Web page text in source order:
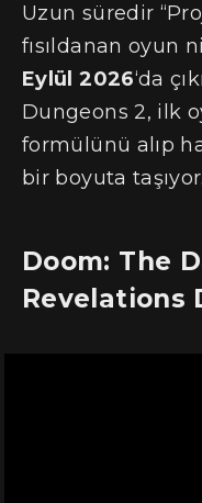
Uzun süredir
fısıldanan oyun
Eylül 2026‘da
Dungeons 2, ilk
formülünü alıp
bir boyuta taşıyor.
Doom: The
Revelations